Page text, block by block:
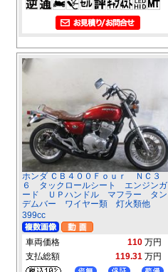
ホンダ ＣＢ４００Ｆｏｕｒ ＮＣ３
６ タックロールシート エンジンガ
ード ＵＰハンドル マフラー タン
デムバー ワイヤー類 灯火類他
399cc
車両価格 110 万円
支払総額
119.31 万円